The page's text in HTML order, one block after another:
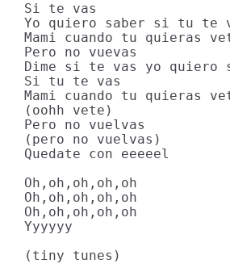
Si te vas
Yo quiero saber si tu te
Mami cuando tu quieras
Pero no vuevas
Dime si te vas yo quiero
Si tu te vas
Mami cuando tu quieras
(oohh vete)
Pero no vuelvas
(pero no vuelvas)
Quedate con eeeeel
Oh,oh,oh,oh,oh
Oh,oh,oh,oh,oh
Oh,oh,oh,oh,oh
Yyyyyy
(tiny tunes)